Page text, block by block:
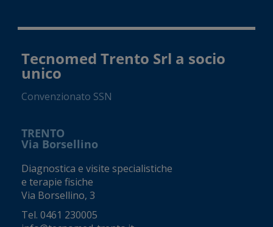
Tecnomed Trento Srl a socio
unico
Convenzionato SSN
TRENTO
Via Borsellino
Diagnostica e visite specialistiche
e terapie fisiche
Via Borsellino, 3
Tel. 0461 230005